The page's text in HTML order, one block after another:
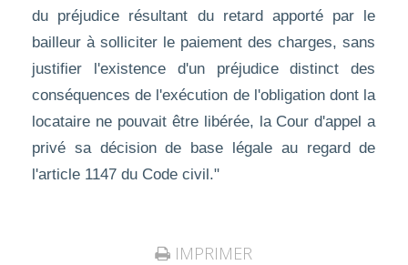
du préjudice résultant du retard apporté par le
bailleur à solliciter le paiement des charges, sans
justifier l'existence d'un préjudice distinct des
conséquences de l'exécution de l'obligation dont la
locataire ne pouvait être libérée, la Cour d'appel a
privé sa décision de base légale au regard de
l'article 1147 du Code civil."
IMPRIMER